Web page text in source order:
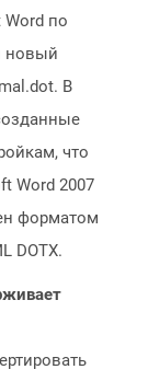
по
новый
В
что
Word 2007
форматом
DOTX.